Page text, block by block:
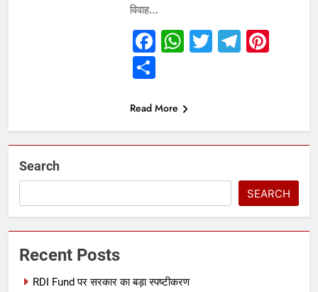
विवाह…
Facebook
WhatsApp
Twitter
Share
Read More
Search
SEARCH
Recent Posts
RDI Fund पर सरकार का बड़ा स्पष्टीकरण